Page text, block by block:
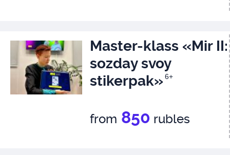
Master-klass «Mir II:
sozday svoy
stikerpak»6+
from 850 rubles